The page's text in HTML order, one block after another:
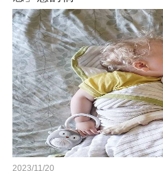
2023/11/20